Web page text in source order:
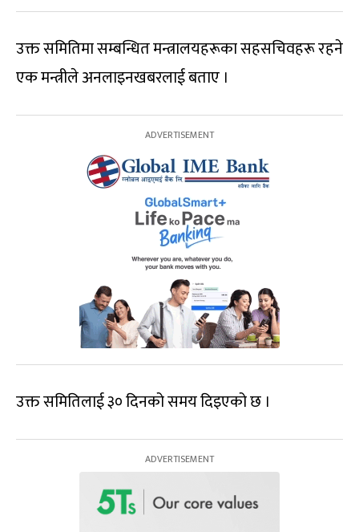
उक्त समितिमा सम्बन्धित मन्त्रालयहरूका सहसचिवहरू रहने
एक मन्त्रीले अनलाइनखबरलाई बताए ।
उक्त समितिलाई ३० दिनको समय दिइएको छ ।